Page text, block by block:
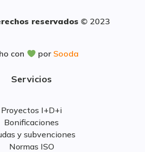
reservados © 2023
con por Sooda
Servicios
Proyectos I+D+i
Bonificaciones
y subvenciones
Normas ISO